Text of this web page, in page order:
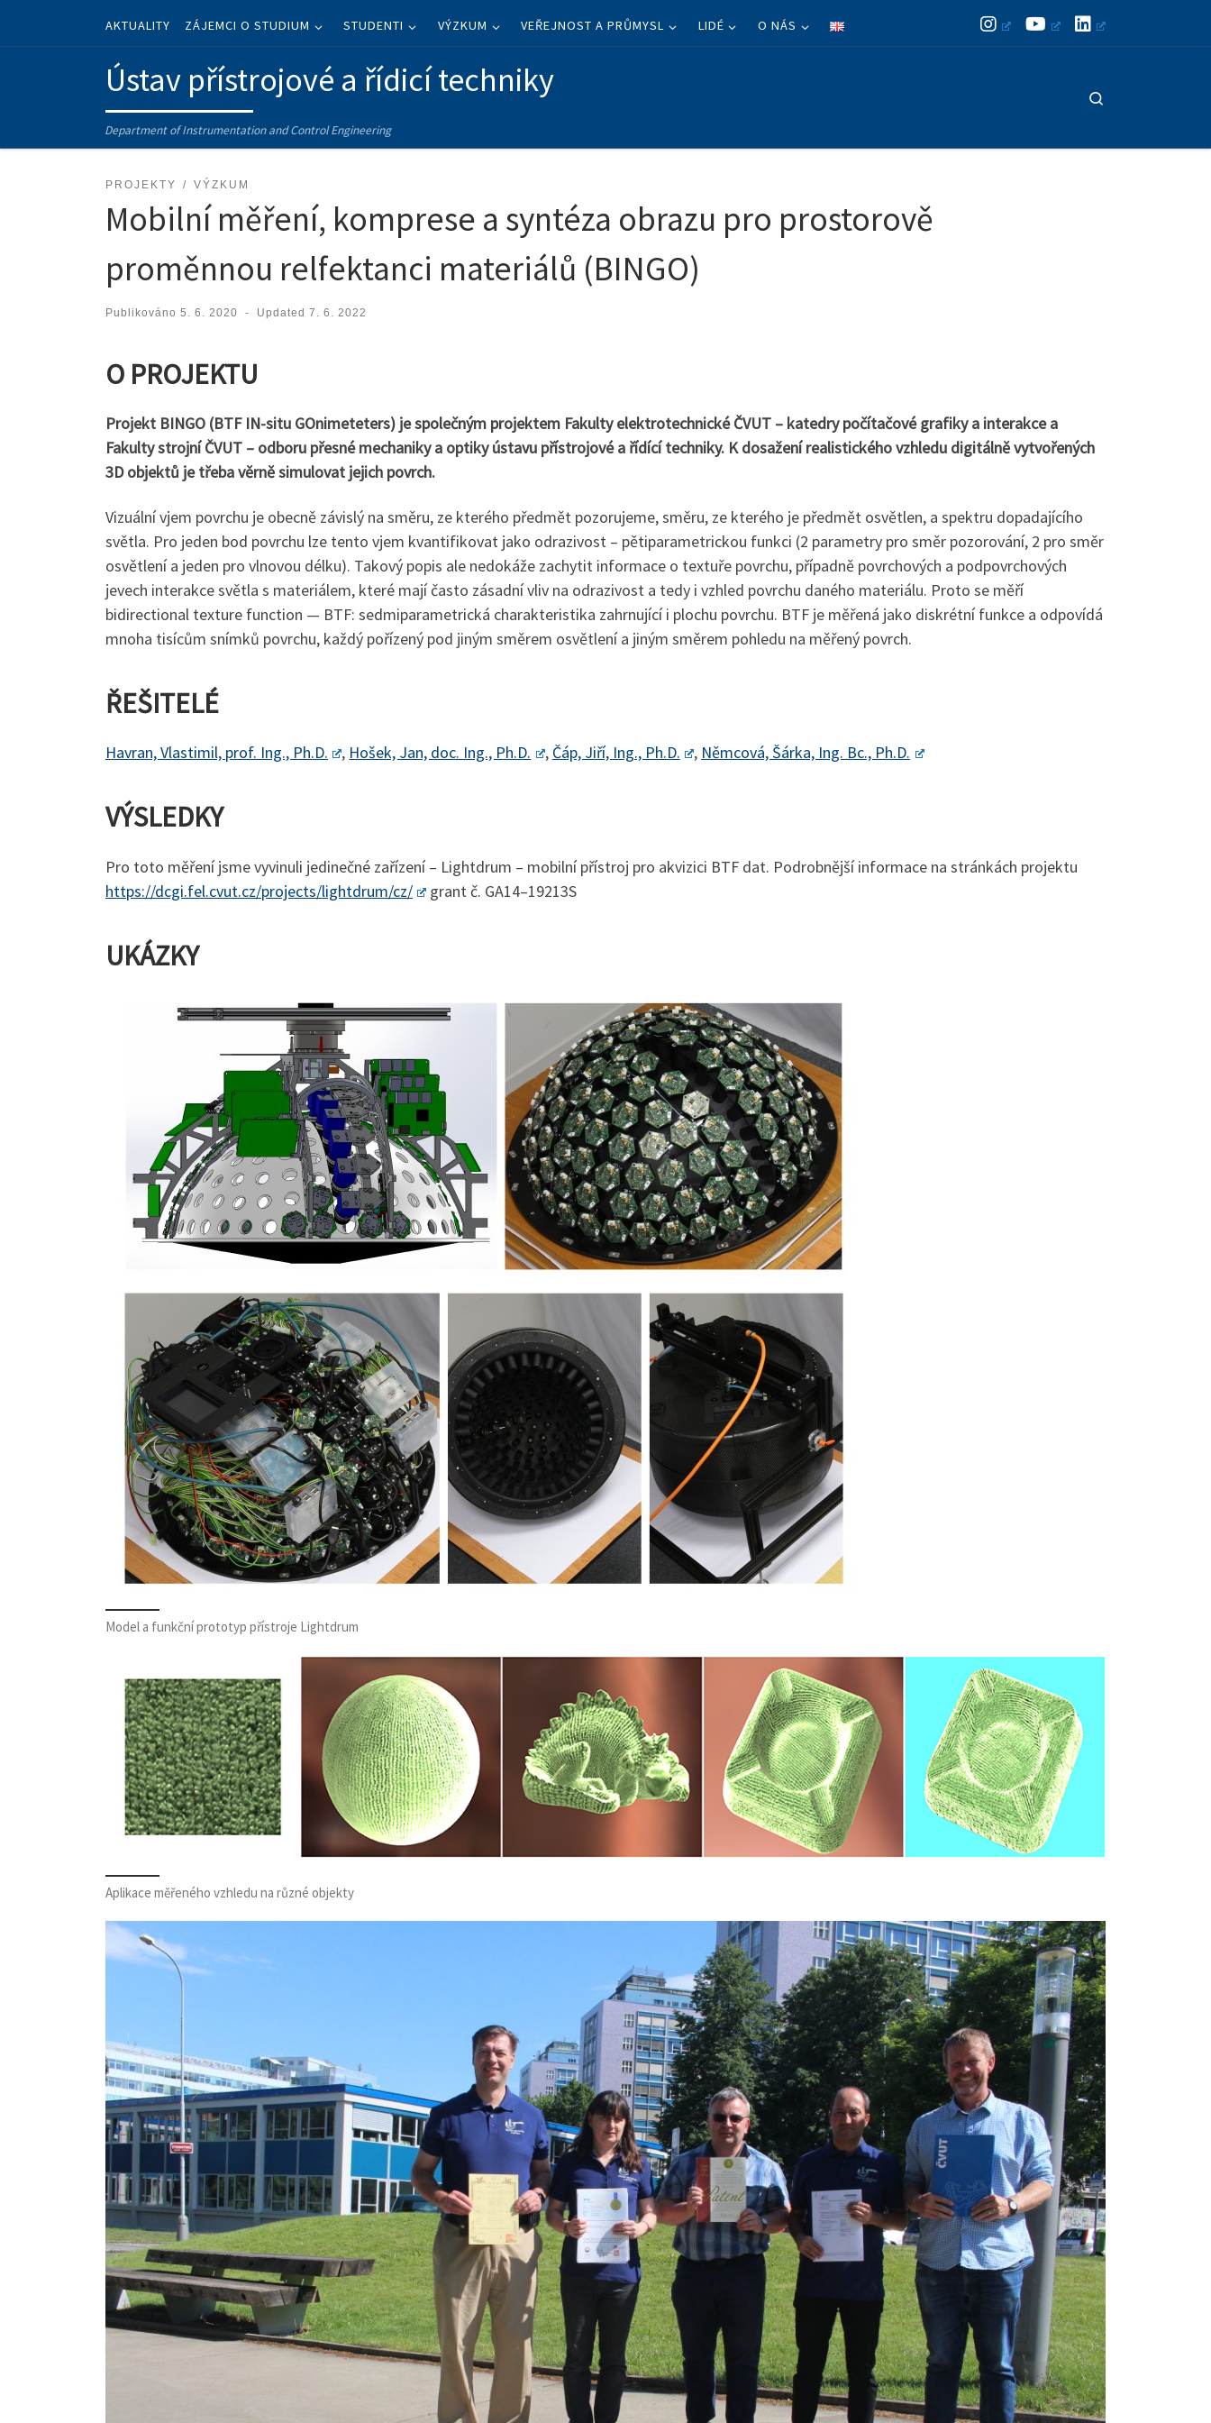
Skip to contentAKTUALITY ZÁJEMCI O STUDIUM STUDENTI VÝZKUM VEŘEJNOST A PRŮMYSL LIDÉ O NÁS
Ústav přístrojové a řídicí techniky
Department of Instrumentation and Control Engineering
PROJEKTY VÝZKUM
Mobilní měření, komprese a syntéza obrazu pro prostorově
proměnnou relfektanci materiálů (BINGO)
Publikováno 5. 6. 2020 - Updated 7. 6. 2022
O PROJEKTU
Projekt BINGO (BTF IN-situ GOnimeteters) je společným projektem Fakulty elektrotechnické ČVUT – katedry počítačové grafiky a interakce a
Fakulty strojní ČVUT – odboru přesné mechaniky a optiky ústavu přístrojové a řídící techniky. K dosažení realistického vzhledu digitálně vytvořených
3D objektů je třeba věrně simulovat jejich povrch.
Vizuální vjem povrchu je obecně závislý na směru, ze kterého předmět pozorujeme, směru, ze kterého je předmět osvětlen, a spektru dopadajícího
světla. Pro jeden bod povrchu lze tento vjem kvantifikovat jako odrazivost – pětiparametrickou funkci (2 parametry pro směr pozorování, 2 pro směr
osvětlení a jeden pro vlnovou délku). Takový popis ale nedokáže zachytit informace o textuře povrchu, případně povrchových a podpovrchových
jevech interakce světla s materiálem, které mají často zásadní vliv na odrazivost a tedy i vzhled povrchu daného materiálu. Proto se měří
bidirectional texture function — BTF: sedmiparametrická charakteristika zahrnující i plochu povrchu. BTF je měřená jako diskrétní funkce a odpovídá
mnoha tisícům snímků povrchu, každý pořízený pod jiným směrem osvětlení a jiným směrem pohledu na měřený povrch.
ŘEŠITELÉ
Havran, Vlastimil, prof. Ing., Ph.D. , Hošek, Jan, doc. Ing., Ph.D. , Čáp, Jiří, Ing., Ph.D. , Němcová, Šárka, Ing. Bc., Ph.D.
VÝSLEDKY
Pro toto měření jsme vyvinuli jedinečné zařízení – Lightdrum – mobilní přístroj pro akvizici BTF dat. Podrobnější informace na stránkách projektu
https://dcgi.fel.cvut.cz/projects/lightdrum/cz/
grant č. GA14–19213S
UKÁZKY
Model a funkční prototyp přístroje Lightdrum
Aplikace měřeného vzhledu na různé objekty